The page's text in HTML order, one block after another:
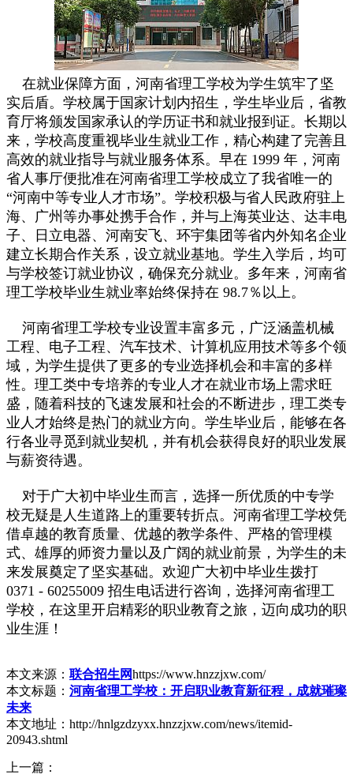
在就业保障方面，河南省理工学校为学生筑牢了坚
实后盾。学校属于国家计划内招生，学生毕业后，省教
育厅将颁发国家承认的学历证书和就业报到证。长期以
来，学校高度重视毕业生就业工作，精心构建了完善且
高效的就业指导与就业服务体系。早在 1999 年，河南
省人事厅便批准在河南省理工学校成立了我省唯一的
“河南中等专业人才市场”。学校积极与省人民政府驻上
海、广州等办事处携手合作，并与上海英业达、达丰电
子、日立电器、河南安飞、环宇集团等省内外知名企业
建立长期合作关系，设立就业基地。学生入学后，均可
与学校签订就业协议，确保充分就业。多年来，河南省
理工学校毕业生就业率始终保持在 98.7％以上。
河南省理工学校专业设置丰富多元，广泛涵盖机械
工程、电子工程、汽车技术、计算机应用技术等多个领
域，为学生提供了更多的专业选择机会和丰富的多样
性。理工类中专培养的专业人才在就业市场上需求旺
盛，随着科技的飞速发展和社会的不断进步，理工类专
业人才始终是热门的就业方向。学生毕业后，能够在各
行各业寻觅到就业契机，并有机会获得良好的职业发展
与薪资待遇。
对于广大初中毕业生而言，选择一所优质的中专学
校无疑是人生道路上的重要转折点。河南省理工学校凭
借卓越的教育质量、优越的教学条件、严格的管理模
式、雄厚的师资力量以及广阔的就业前景，为学生的未
来发展奠定了坚实基础。欢迎广大初中毕业生拨打
0371 - 60255009 招生电话进行咨询，选择河南省理工
学校，在这里开启精彩的职业教育之旅，迈向成功的职
业生涯！
本文来源： 联合招生网https://www.hnzzjxw.com/
本文标题： 河南省理工学校：开启职业教育新征程，成就璀璨
未来
本文地址：http://hnlgzdzyxx.hnzzjxw.com/news/itemid-
20943.shtml
上一篇：